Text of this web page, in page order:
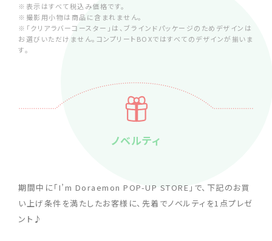
※表示はすべて税込み価格です。
※撮影用小物は商品に含まれません。
※「クリアラバーコースター」は、ブラインドパッケージのためデザインは
お選びいただけません。コンプリートBOXではすべてのデザインが揃いま
す。
ノベルティ
期間中に「I’m Doraemon POP-UP STORE」で、下記のお買
い上げ条件を満たしたお客様に、先着でノベルティを1点プレゼ
ント♪